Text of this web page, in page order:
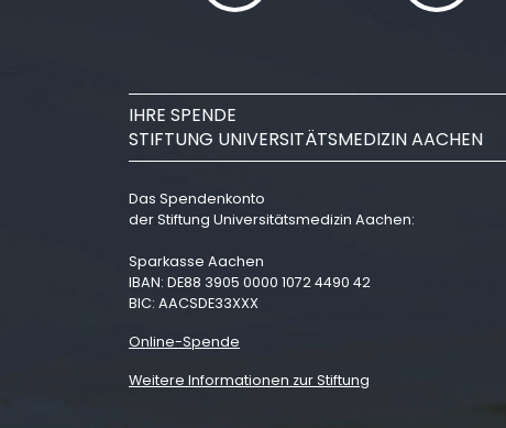
IHRE SPENDE
STIFTUNG UNIVERSITÄTSMEDIZIN AACHEN
Das Spendenkonto
der Stiftung Universitätsmedizin Aachen:
Sparkasse Aachen
IBAN: DE88 3905 0000 1072 4490 42
BIC: AACSDE33XXX
Online-Spende
Weitere Informationen zur Stiftung